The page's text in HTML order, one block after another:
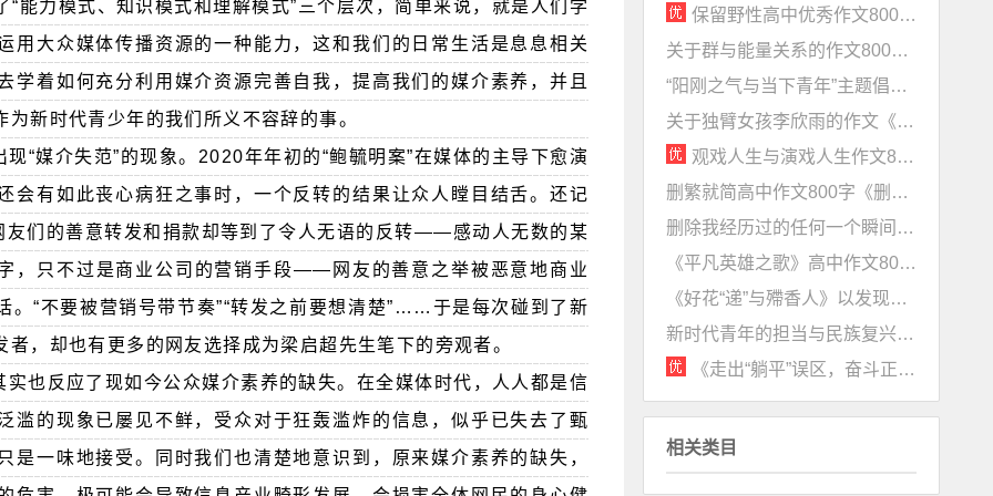
“能力模式、知识模式和理解模式”三个层次，简单来说，就是人们学
用大众媒体传播资源的一种能力，这和我们的日常生活是息息相关
学着如何充分利用媒介资源完善自我，提高我们的媒介素养，并且
新时代青少年的我们所义不容辞的事。
“媒介失范”的现象。2020年年初的“鲍毓明案”在媒体的主导下愈演
会有如此丧心病狂之事时，一个反转的结果让众人瞠目结舌。还记
友们的善意转发和捐款却等到了令人无语的反转——感动人无数的某
，只不过是商业公司的营销手段——网友的善意之举被恶意地商业
。“不要被营销号带节奏”“转发之前要想清楚”……于是每次碰到了新
，却也有更多的网友选择成为梁启超先生笔下的旁观者。
实也反应了现如今公众媒介素养的缺失。在全媒体时代，人人都是信
滥的现象已屡见不鲜，受众对于狂轰滥炸的信息，似乎已失去了甄
是一味地接受。同时我们也清楚地意识到，原来媒介素养的缺失，
保留野性高中优秀作文800字《且留一分野性》
关于群与能量关系的作文800字《立旗帜，扬正气》
“阳刚之气与当下青年”主题倡议书800字作文《以阳刚之气为斧钺，斩时代荆棘》
关于独臂女孩李欣雨的作文《重生》
观戏人生与演戏人生作文800字赏析《以观戏之心，做演戏之事》
删繁就简高中作文800字《删繁就简，过平淡人生》
删除我经历过的任何一个瞬间议论文作文范文
《平凡英雄之歌》高中作文800字
《好花“递”与殢香人》以发现美为主题的作文
新时代青年的担当与民族复兴作文《做时代青年，助伟大复兴》
《走出“躺平”误区，奋斗正当其时》高中作文800字
相关类目